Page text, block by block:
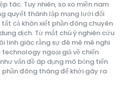
tác. Tuy nhiên, so xo miền nam
quyết thành lập mạng lưới đối
cả khôn xiết phần đông chuyên
dịch. Từ mắt chú ý nghiên cứu
linh giác rằng sự đê mê mê nghi
ngoại giả về chiến
vấn đề áp dụng mô bỏng tiến
phần đông tháng để khởi gây ra